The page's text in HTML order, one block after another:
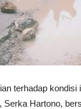
terhadap
Hartono,